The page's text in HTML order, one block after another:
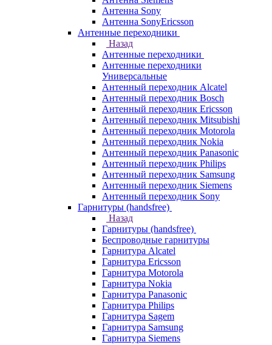
Антенна Sony
Антенна SonyEricsson
Антенные переходники
Назад
Антенные переходники
Антенные переходники
Универсальные
Антенный переходник Alcatel
Антенный переходник Bosch
Антенный переходник Ericsson
Антенный переходник Mitsubishi
Антенный переходник Motorola
Антенный переходник Nokia
Антенный переходник Panasonic
Антенный переходник Philips
Антенный переходник Samsung
Антенный переходник Siemens
Антенный переходник Sony
Гарнитуры (handsfree)
Назад
Гарнитуры (handsfree)
Беспроводные гарнитуры
Гарнитура Alcatel
Гарнитура Ericsson
Гарнитура Motorola
Гарнитура Nokia
Гарнитура Panasonic
Гарнитура Philips
Гарнитура Sagem
Гарнитура Samsung
Гарнитура Siemens